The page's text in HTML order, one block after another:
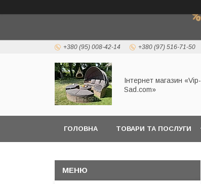
+380 (95) 008-42-14 +380 (97) 516-71-50
Інтернет магазин «Vip-
Sad.com»
ГОЛОВНА ТОВАРИ ТА ПОСЛУГИ